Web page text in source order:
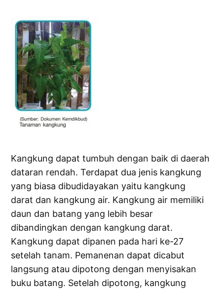
Kangkung dapat tumbuh dengan baik di daerah
dataran rendah. Terdapat dua jenis kangkung
yang biasa dibudidayakan yaitu kangkung
darat dan kangkung air. Kangkung air memiliki
daun dan batang yang lebih besar
dibandingkan dengan kangkung darat.
Kangkung dapat dipanen pada hari ke-27
setelah tanam. Pemanenan dapat dicabut
langsung atau dipotong dengan menyisakan
buku batang. Setelah dipotong, kangkung